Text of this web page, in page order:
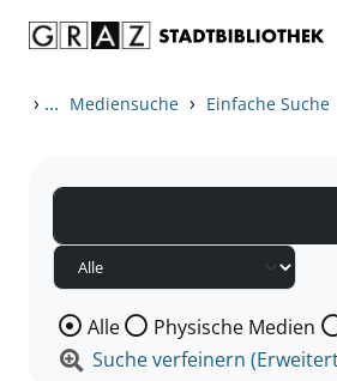
› ... Mediensuche › Einfache Suche
Wählen Sie die Medienart
Alle Physische Medien
Suche verfeinern